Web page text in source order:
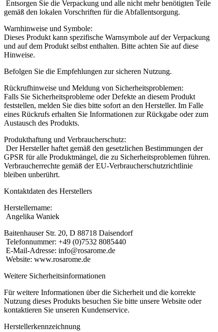
Entsorgen Sie die Verpackung und alle nicht mehr benötigten Teile
gemäß den lokalen Vorschriften für die Abfallentsorgung.
Warnhinweise und Symbole:
Dieses Produkt kann spezifische Warnsymbole auf der Verpackung
und auf dem Produkt selbst enthalten. Bitte achten Sie auf diese
Hinweise.
Befolgen Sie die Empfehlungen zur sicheren Nutzung.
Rückrufhinweise und Meldung von Sicherheitsproblemen:
Falls Sie Sicherheitsprobleme oder Defekte an diesem Produkt
feststellen, melden Sie dies bitte sofort an den Hersteller. Im Falle
eines Rückrufs erhalten Sie Informationen zur Rückgabe oder zum
Austausch des Produkts.
Produkthaftung und Verbraucherschutz:
Der Hersteller haftet gemäß den gesetzlichen Bestimmungen der
GPSR für alle Produktmängel, die zu Sicherheitsproblemen führen.
Verbraucherrechte gemäß der EU-Verbraucherschutzrichtlinie
bleiben unberührt.
Kontaktdaten des Herstellers
Herstellername:
Angelika Waniek
Baitenhauser Str. 20, D 88718 Daisendorf
Telefonnummer: +49 (0)7532 8085440
E-Mail-Adresse: info@rosarome.de
Website: www.rosarome.de
Weitere Sicherheitsinformationen
Für weitere Informationen über die Sicherheit und die korrekte
Nutzung dieses Produkts besuchen Sie bitte unsere Website oder
kontaktieren Sie unseren Kundenservice.
Herstellerkennzeichnung